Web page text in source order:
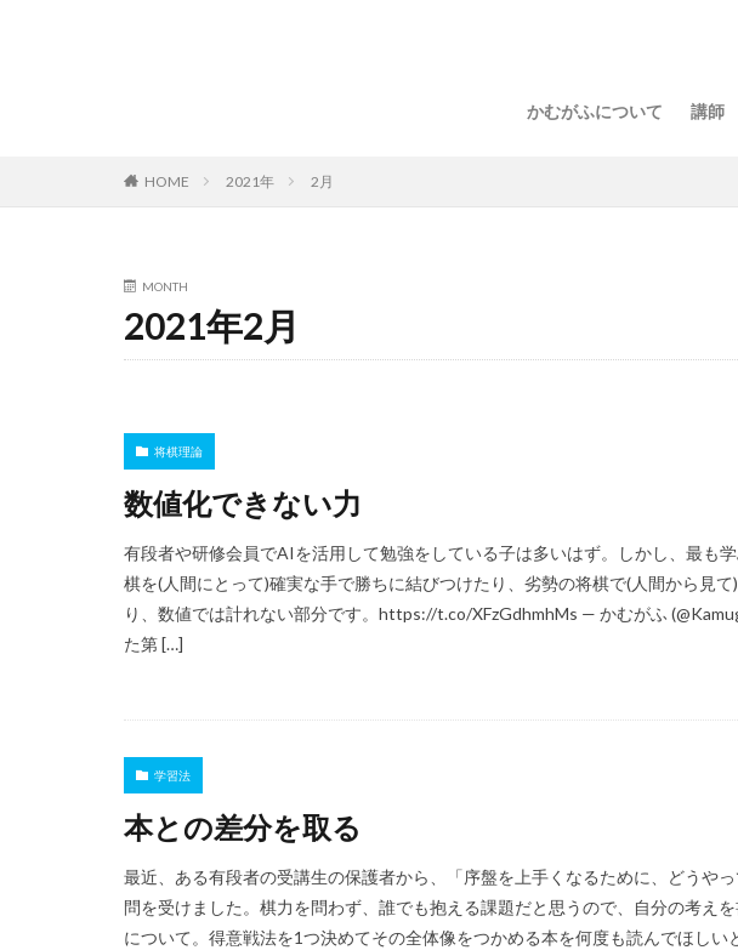
かむがふについて 講師
HOME 2021年 2月
MONTH
2021年2月
将棋理論
数値化できない力
有段者や研修会員でAIを活用して勉強をしている子は多いはず。しかし、最も
棋を(人間にとって)確実な手で勝ちに結びつけたり、劣勢の将棋で(人間から見
り、数値では計れない部分です。https://t.co/XFzGdhmhMs — かむがふ
た第 […]
学習法
本との差分を取る
最近、ある有段者の受講生の保護者から、「序盤を上手くなるために、どうや
問を受けました。棋力を問わず、誰でも抱える課題だと思うので、自分の考え
について。得意戦法を1つ決めてその全体像をつかめる本を何度も読んでほし